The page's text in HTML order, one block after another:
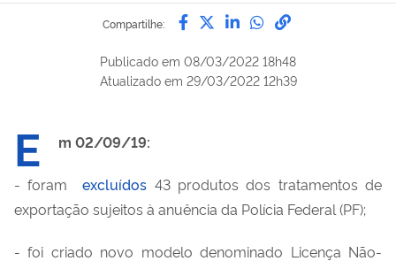
Compartilhe: Compartilhe por Facebook
Compartilhe por Twitter
Compartilhe por
Compartilhe
link para
Publicado em 08/03/2022 18h48
Atualizado em 29/03/2022 12h39
E m 02/09/19:
- foramexcluídos 43 produtos dos tratamentos de
exportação sujeitos à anuência da Polícia Federal (PF);
- foi criado novo modelo denominado Licença Não-